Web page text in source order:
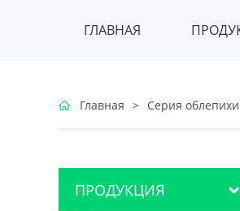
ГЛАВНАЯ
Главная > Серия облепихи
ПРОДУКЦИЯ